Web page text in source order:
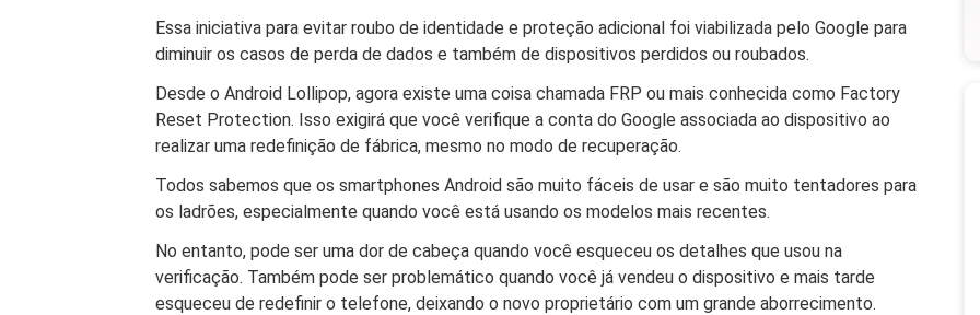
Essa iniciativa para evitar roubo de identidade e proteção adicional foi viabilizada pelo Google para
diminuir os casos de perda de dados e também de dispositivos perdidos ou roubados.
Desde o Android Lollipop, agora existe uma coisa chamada FRP ou mais conhecida como Factory
Reset Protection. Isso exigirá que você verifique a conta do Google associada ao dispositivo ao
realizar uma redefinição de fábrica, mesmo no modo de recuperação.
Todos sabemos que os smartphones Android são muito fáceis de usar e são muito tentadores para
os ladrões, especialmente quando você está usando os modelos mais recentes.
No entanto, pode ser uma dor de cabeça quando você esqueceu os detalhes que usou na
verificação. Também pode ser problemático quando você já vendeu o dispositivo e mais tarde
esqueceu de redefinir o telefone, deixando o novo proprietário com um grande aborrecimento.